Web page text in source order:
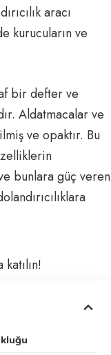
aracı
kurucuların ve
bir defter ve
Aldatmacalar ve
ve opaktır. Bu
bunlara güç veren